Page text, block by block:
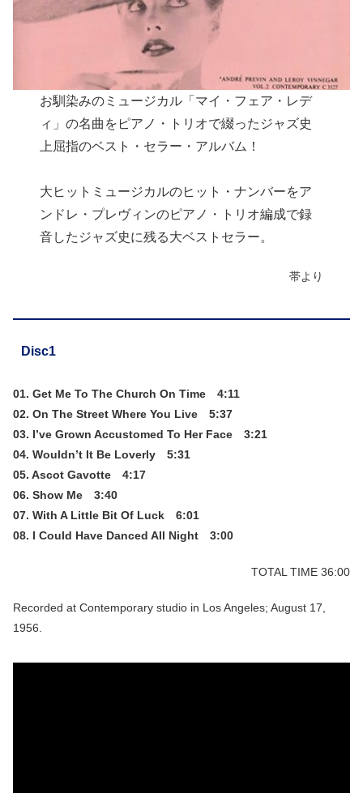
お馴染みのミュージカル「マイ・フェア・レデ
ィ」の名曲をピアノ・トリオで綴ったジャズ史
上屈指のベスト・セラー・アルバム！
大ヒットミュージカルのヒット・ナンバーをア
ンドレ・プレヴィンのピアノ・トリオ編成で録
音したジャズ史に残る大ベストセラー。
帯より
Disc1
01. Get Me To The Church On Time 4:11
02. On The Street Where You Live 5:37
03. I’ve Grown Accustomed To Her Face 3:21
04. Wouldn’t It Be Loverly 5:31
05. Ascot Gavotte 4:17
06. Show Me 3:40
07. With A Little Bit Of Luck 6:01
08. I Could Have Danced All Night 3:00
TOTAL TIME 36:00
Recorded at Contemporary studio in Los Angeles; August 17,
1956.